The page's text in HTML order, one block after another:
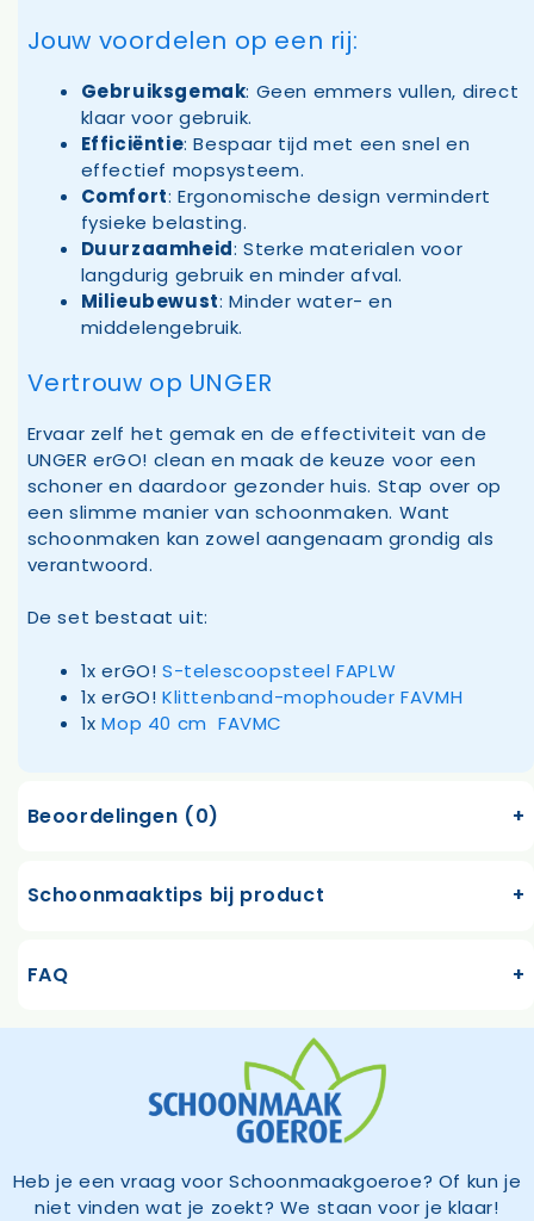
Jouw voordelen op een rij:
Gebruiksgemak: Geen emmers vullen, direct
klaar voor gebruik.
Efficiëntie: Bespaar tijd met een snel en
effectief mopsysteem.
Comfort: Ergonomische design vermindert
fysieke belasting.
Duurzaamheid: Sterke materialen voor
langdurig gebruik en minder afval.
Milieubewust: Minder water- en
middelengebruik.
Vertrouw op UNGER
Ervaar zelf het gemak en de effectiviteit van de
UNGER erGO! clean en maak de keuze voor een
schoner en daardoor gezonder huis. Stap over op
een slimme manier van schoonmaken. Want
schoonmaken kan zowel aangenaam grondig als
verantwoord.
De set bestaat uit:
1x erGO! S-telescoopsteel FAPLW
1x erGO! Klittenband-mophouder FAVMH
1xMop 40 cm FAVMC
Beoordelingen (0)
Schoonmaaktips bij product
FAQ
Heb je een vraag voor Schoonmaakgoeroe? Of kun je
niet vinden wat je zoekt? We staan voor je klaar!